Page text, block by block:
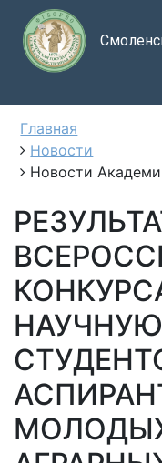
Главная
Новости
Новости